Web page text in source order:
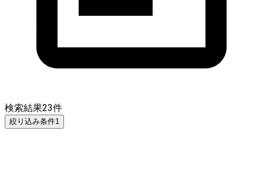
検索結果23件
絞り込み条件1